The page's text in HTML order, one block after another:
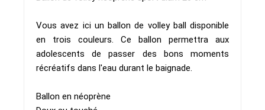
Vous avez ici un ballon de volley ball disponible
en trois couleurs. Ce ballon permettra aux
adolescents de passer des bons moments
récréatifs dans l'eau durant le baignade.
Ballon en néoprène